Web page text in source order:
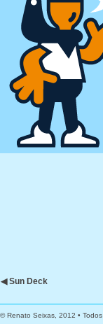
◀ Sun Deck
© Renato Seixas, 2012 •